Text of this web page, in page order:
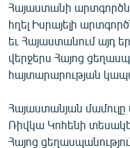
ՂԱՐԱԲԱՂ
ՊԱՏԵՐԱԶՄԻ 6
ՏԱՐԱԾԱՇՐՋԱՆ
ՄՇԱԿՈՒՅԹ
ՍՊՈՐՏ
Հայաստանի
հղել Իսրայելի
եւ Հայաստանում այդ
վերջերս Հայոց
հայտարարության
Հայաստանյան
Ռիվկա Կոհենի
Հայոց